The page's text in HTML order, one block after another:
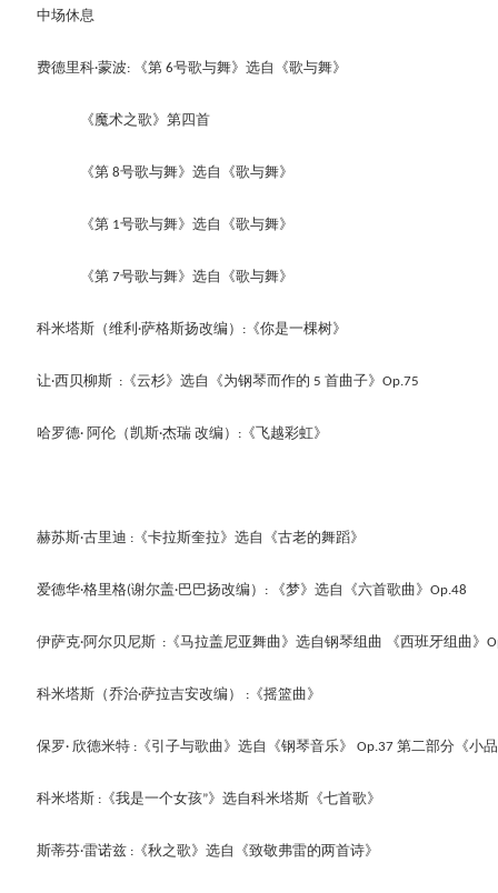
中场休息
费德里科·蒙波: 《第 6号歌与舞》选自《歌与舞》
《魔术之歌》第四首
《第 8号歌与舞》选自《歌与舞》
《第 1号歌与舞》选自《歌与舞》
《第 7号歌与舞》选自《歌与舞》
科米塔斯（维利 ·萨格斯扬改编） : 《你是一棵树》
让·西贝柳斯 : 《云杉》选自《为钢琴而作的 5 首曲子》 Op.75
哈罗德· 阿伦（凯斯·杰瑞 改编） : 《飞越彩虹》
赫苏斯·古里迪 : 《卡拉斯奎拉》 选自《古老的舞蹈》
爱德华·格里格(谢尔盖·巴巴扬改编） : 《梦》选自《六首歌曲》 Op.48
伊萨克·阿尔贝尼斯 : 《马拉盖尼亚舞曲》选自钢琴组曲 《西班牙组曲》
科米塔斯（乔治·萨拉吉安改编） : 《摇篮曲》
保罗· 欣德米特 : 《引子与歌曲》 选自《钢琴音乐》 Op.37 第二部分《小
科米塔斯 : 《我是一个女孩”》 选自科米塔斯《七首歌》
斯蒂芬·雷诺兹 : 《秋之歌》选自《致敬弗雷的两首诗》